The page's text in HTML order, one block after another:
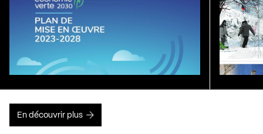
En découvrir plus